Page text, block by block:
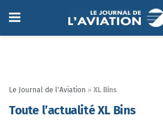
Le Journal de l'Aviation » XL Bins
Toute l’actualité XL Bins